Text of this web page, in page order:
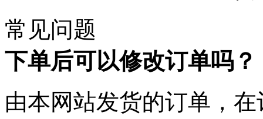
常见问题
下单后可以修改订单吗？
由本网站发货的订单，